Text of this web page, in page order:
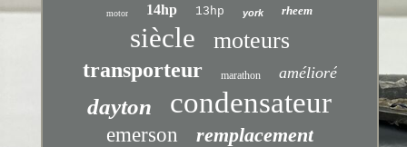
motor 14hp 13hp york rheem
siècle moteurs
transporteur marathon amélioré
dayton condensateur
emerson remplacement